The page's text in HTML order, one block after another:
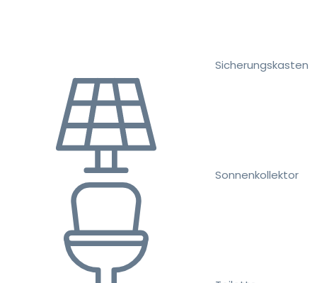
Sicherungskasten
Sonnenkollektor